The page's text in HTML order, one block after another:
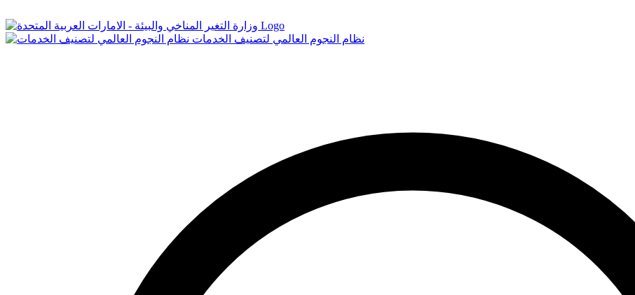
Logo
نظام النجوم العالمي لتصنيف الخدمات